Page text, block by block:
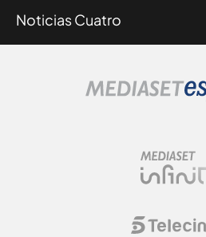
Noticias Cuatro